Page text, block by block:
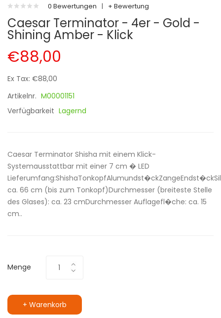
0 Bewertungen | + Bewertung
Caesar Terminator - 4er - Gold -
Shining Amber - Klick
€88,00
Ex Tax: €88,00
Artikelnr. M00001151
Verfügbarkeit Lagernd
Caesar Terminator Shisha mit einem Klick-
Systemausstattbar mit einer 7 cm � LED
ca. 66 cm (bis zum Tonkopf)Durchmesser (breiteste Stelle
des Glases): ca. 23 cmDurchmesser Auflagefl�che: ca. 15
cm..
Menge
+ Warenkorb